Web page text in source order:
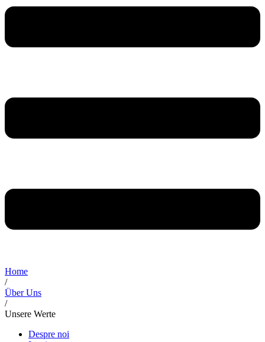
Home
/
Über Uns
/
Unsere Werte
Despre noi